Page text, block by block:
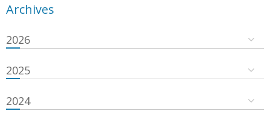
Archives
2026
2025
2024